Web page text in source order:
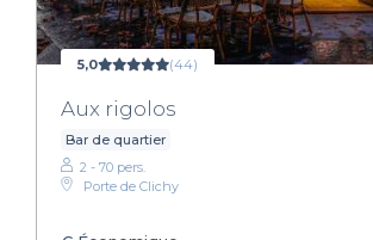
5,0 (44)
Aux rigolos
Bar de quartier
2 - 70 pers.
Porte de Clichy